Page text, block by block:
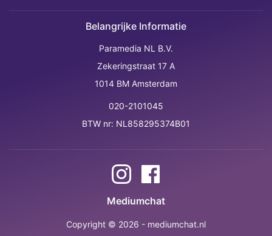
Belangrijke Informatie
Paramedia NL B.V.
Zekeringstraat 17 A
1014 BM Amsterdam
020-2101045
BTW nr: NL858295374B01
Mediumchat
Copyright © 2026 - mediumchat.nl